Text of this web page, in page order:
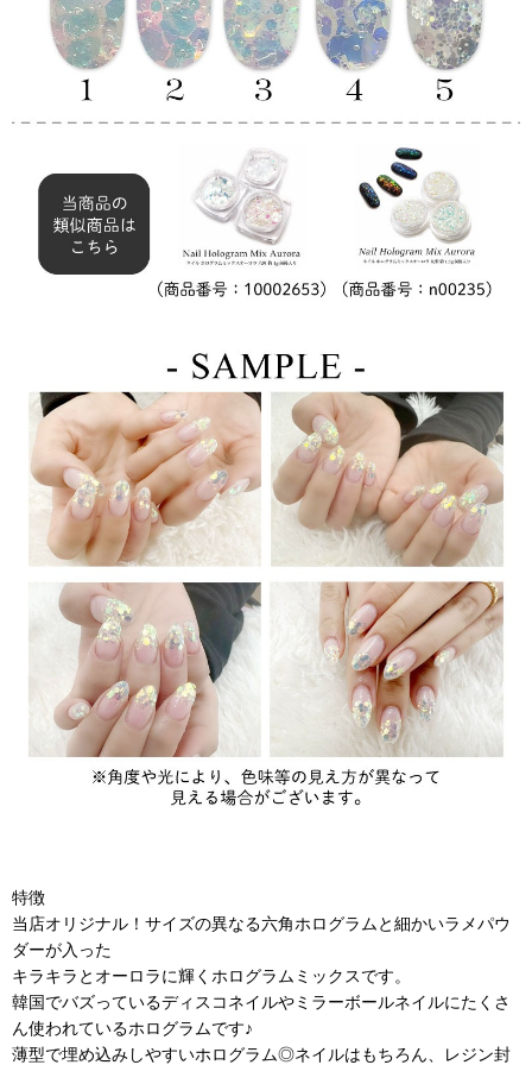
特徴
当店オリジナル！サイズの異なる六角ホログラムと細かいラメパウ
ダーが入った
キラキラとオーロラに輝くホログラムミックスです。
韓国でバズっているディスコネイルやミラーボールネイルにたくさ
ん使われているホログラムです♪
薄型で埋め込みしやすいホログラム◎ネイルはもちろん、レジン封